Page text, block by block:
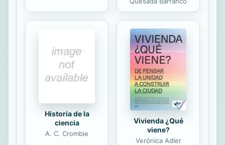
Historia de la
ciencia
A. C. Crombie
Vivienda ¿Qué
viene?
Verónica Adler